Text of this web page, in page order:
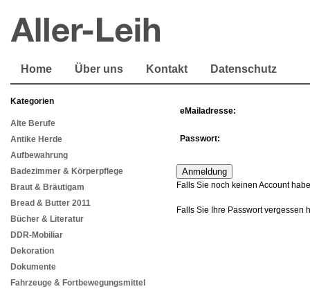
Home Über uns Kontakt Datenschutz
Kategorien
Alte Berufe
Antike Herde
Aufbewahrung
Badezimmer & Körperpflege
Braut & Bräutigam
Bread & Butter 2011
Bücher & Literatur
DDR-Mobiliar
Dekoration
Dokumente
Fahrzeuge & Fortbewegungsmittel
eMailadresse:
Passwort:
Falls Sie noch keinen Account
Falls Sie Ihre Passwort vergessen